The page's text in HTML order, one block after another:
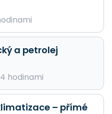
a petrolej
hodinami
– přímé